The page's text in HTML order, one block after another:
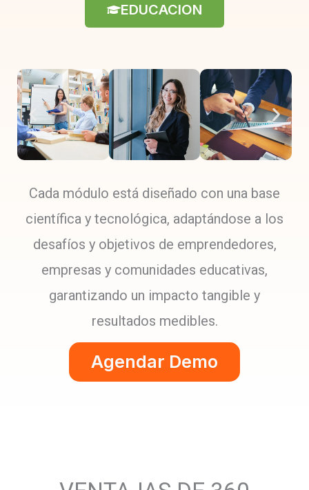
EDUCACION
Cada módulo está diseñado con una base
científica y tecnológica, adaptándose a los
desafíos y objetivos de emprendedores,
empresas y comunidades educativas,
garantizando un impacto tangible y
resultados medibles.
Agendar Demo